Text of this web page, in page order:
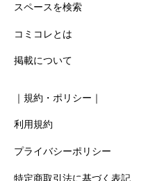
清潔感
お得感
星の数をお選びください
スペースを検索
コミコレとは
掲載について
｜規約・ポリシー｜
利用規約
プライバシーポリシー
特定商取引法に基づく表記